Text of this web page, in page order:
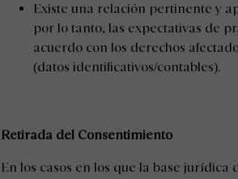
Existe una relación pertinente y
por lo tanto, las expectativas de
acuerdo con los derechos
(datos identificativos/contables).
Retirada del Consentimiento
En los casos en los que la base